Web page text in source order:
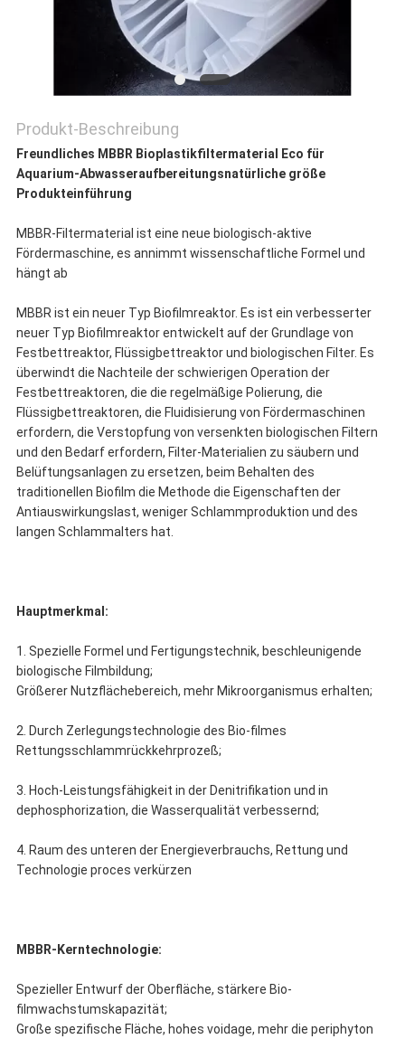
Produkt-Beschreibung
Freundliches MBBR Bioplastikfiltermaterial Eco für
Aquarium-Abwasseraufbereitungsnatürliche größe
Produkteinführung
MBBR-Filtermaterial ist eine neue biologisch-aktive
Fördermaschine, es annimmt wissenschaftliche Formel und
hängt ab
MBBR ist ein neuer Typ Biofilmreaktor. Es ist ein verbesserter
neuer Typ Biofilmreaktor entwickelt auf der Grundlage von
Festbettreaktor, Flüssigbettreaktor und biologischen Filter. Es
überwindt die Nachteile der schwierigen Operation der
Festbettreaktoren, die die regelmäßige Polierung, die
Flüssigbettreaktoren, die Fluidisierung von Fördermaschinen
erfordern, die Verstopfung von versenkten biologischen Filtern
und den Bedarf erfordern, Filter-Materialien zu säubern und
Belüftungsanlagen zu ersetzen, beim Behalten des
traditionellen Biofilm die Methode die Eigenschaften der
Antiauswirkungslast, weniger Schlammproduktion und des
langen Schlammalters hat.
Hauptmerkmal:
1. Spezielle Formel und Fertigungstechnik, beschleunigende
biologische Filmbildung;
Größerer Nutzflächebereich, mehr Mikroorganismus erhalten;
2. Durch Zerlegungstechnologie des Bio-filmes
Rettungsschlammrückkehrprozeß;
3. Hoch-Leistungsfähigkeit in der Denitrifikation und in
dephosphorization, die Wasserqualität verbessernd;
4. Raum des unteren der Energieverbrauchs, Rettung und
Technologie proces verkürzen
MBBR-Kerntechnologie:
Spezieller Entwurf der Oberfläche, stärkere Bio-
filmwachstumskapazität;
Große spezifische Fläche, hohes voidage, mehr die periphyton